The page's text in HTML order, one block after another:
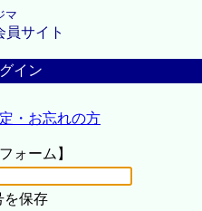
マ
員サイト
イン
・お忘れの方
ォーム】
を保存